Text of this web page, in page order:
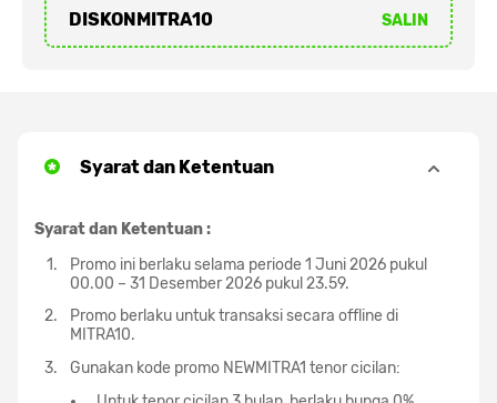
DISKONMITRA10 SALIN
Syarat dan Ketentuan
Syarat dan Ketentuan :
Promo ini berlaku selama periode 1 Juni 2026 pukul
00.00 – 31 Desember 2026 pukul 23.59.
Promo berlaku untuk transaksi secara offline di
MITRA10.
Gunakan kode promo NEWMITRA1 tenor cicilan: